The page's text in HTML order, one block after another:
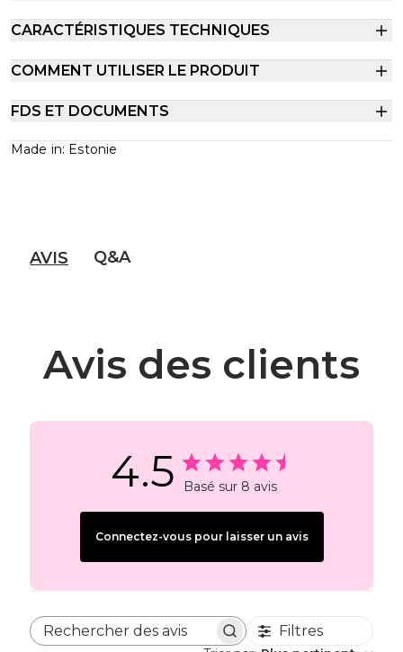
CARACTÉRISTIQUES TECHNIQUES
COMMENT UTILISER LE PRODUIT
FDS ET DOCUMENTS
Made in: Estonie
AVIS Q&A
Avis des clients
4.5 Basé sur 8 avis
Connectez-vous pour laisser un avis
Rechercher des avisFiltres